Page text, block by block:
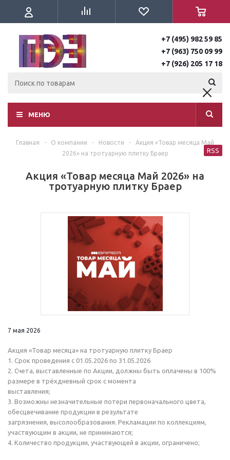
+7 (495) 982 59 85
+7 (963) 750 09 99
+7 (926) 205 17 18
МЕНЮ
Главная - О компании - Новости -
Акция «Товар месяца Май
2026» на тротуарную плитку Браер
Акция «Товар месяца Май 2026» на
тротуарную плитку Браер
RSS
7 мая 2026
Акция «Товар месяца» на тротуарную плитку Браер
1. Срок проведения с 01.05.2026 по 31.05.2026
2. Счета, выставленные по Акции, должны быть оплачены в 100%
размере в трёхдневный срок с момента
выставления;
3. Возможны незначительные потери первоначального цвета,
обесцвечивание продукции в результате
загрязнения, высолообразования. Рекламации по коллекциям,
участвующим в акции, не принимаются;
4. Количество продукции, участвующей в акции, ограничено;